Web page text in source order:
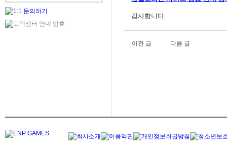
감사합니다.
이전 글 다음 글